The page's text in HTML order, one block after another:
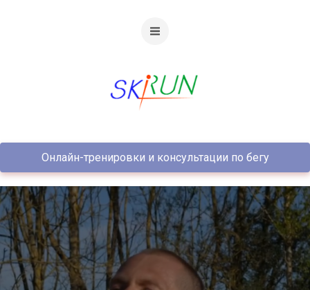
Онлайн-тренировки и консультации по бегу